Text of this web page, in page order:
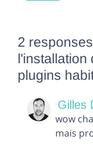
2 responses
l'installation
plugins
Gilles
wow
mais